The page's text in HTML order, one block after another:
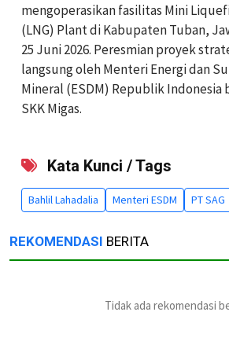
mengoperasikan fasilitas Mini
(LNG) Plant di Kabupaten Tuban,
25 Juni 2026. Peresmian proyek
langsung oleh Menteri Energi dan
Mineral (ESDM) Republik Indonesia
SKK Migas.
Kata Kunci / Tags
Bahlil Lahadalia Menteri ESDM PT SAG
REKOMENDASI BERITA
Tidak ada rekomendasi